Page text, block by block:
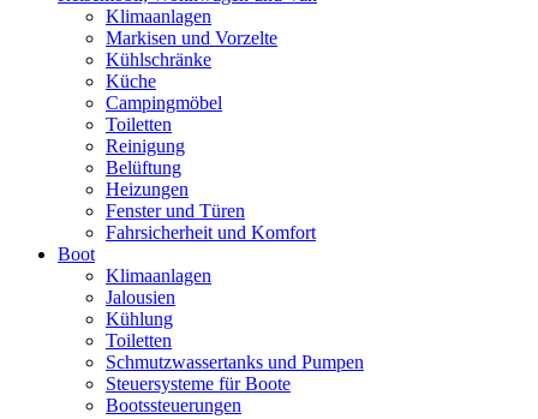
Klimaanlagen
Markisen und Vorzelte
Kühlschränke
Küche
Campingmöbel
Toiletten
Reinigung
Belüftung
Heizungen
Fenster und Türen
Fahrsicherheit und Komfort
Boot
Klimaanlagen
Jalousien
Kühlung
Toiletten
Schmutzwassertanks und Pumpen
Steuersysteme für Boote
Bootssteuerungen